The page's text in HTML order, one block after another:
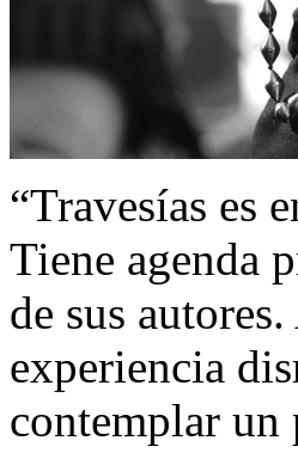
“Travesías es
Tiene agenda
de sus
experiencia
contemplar un